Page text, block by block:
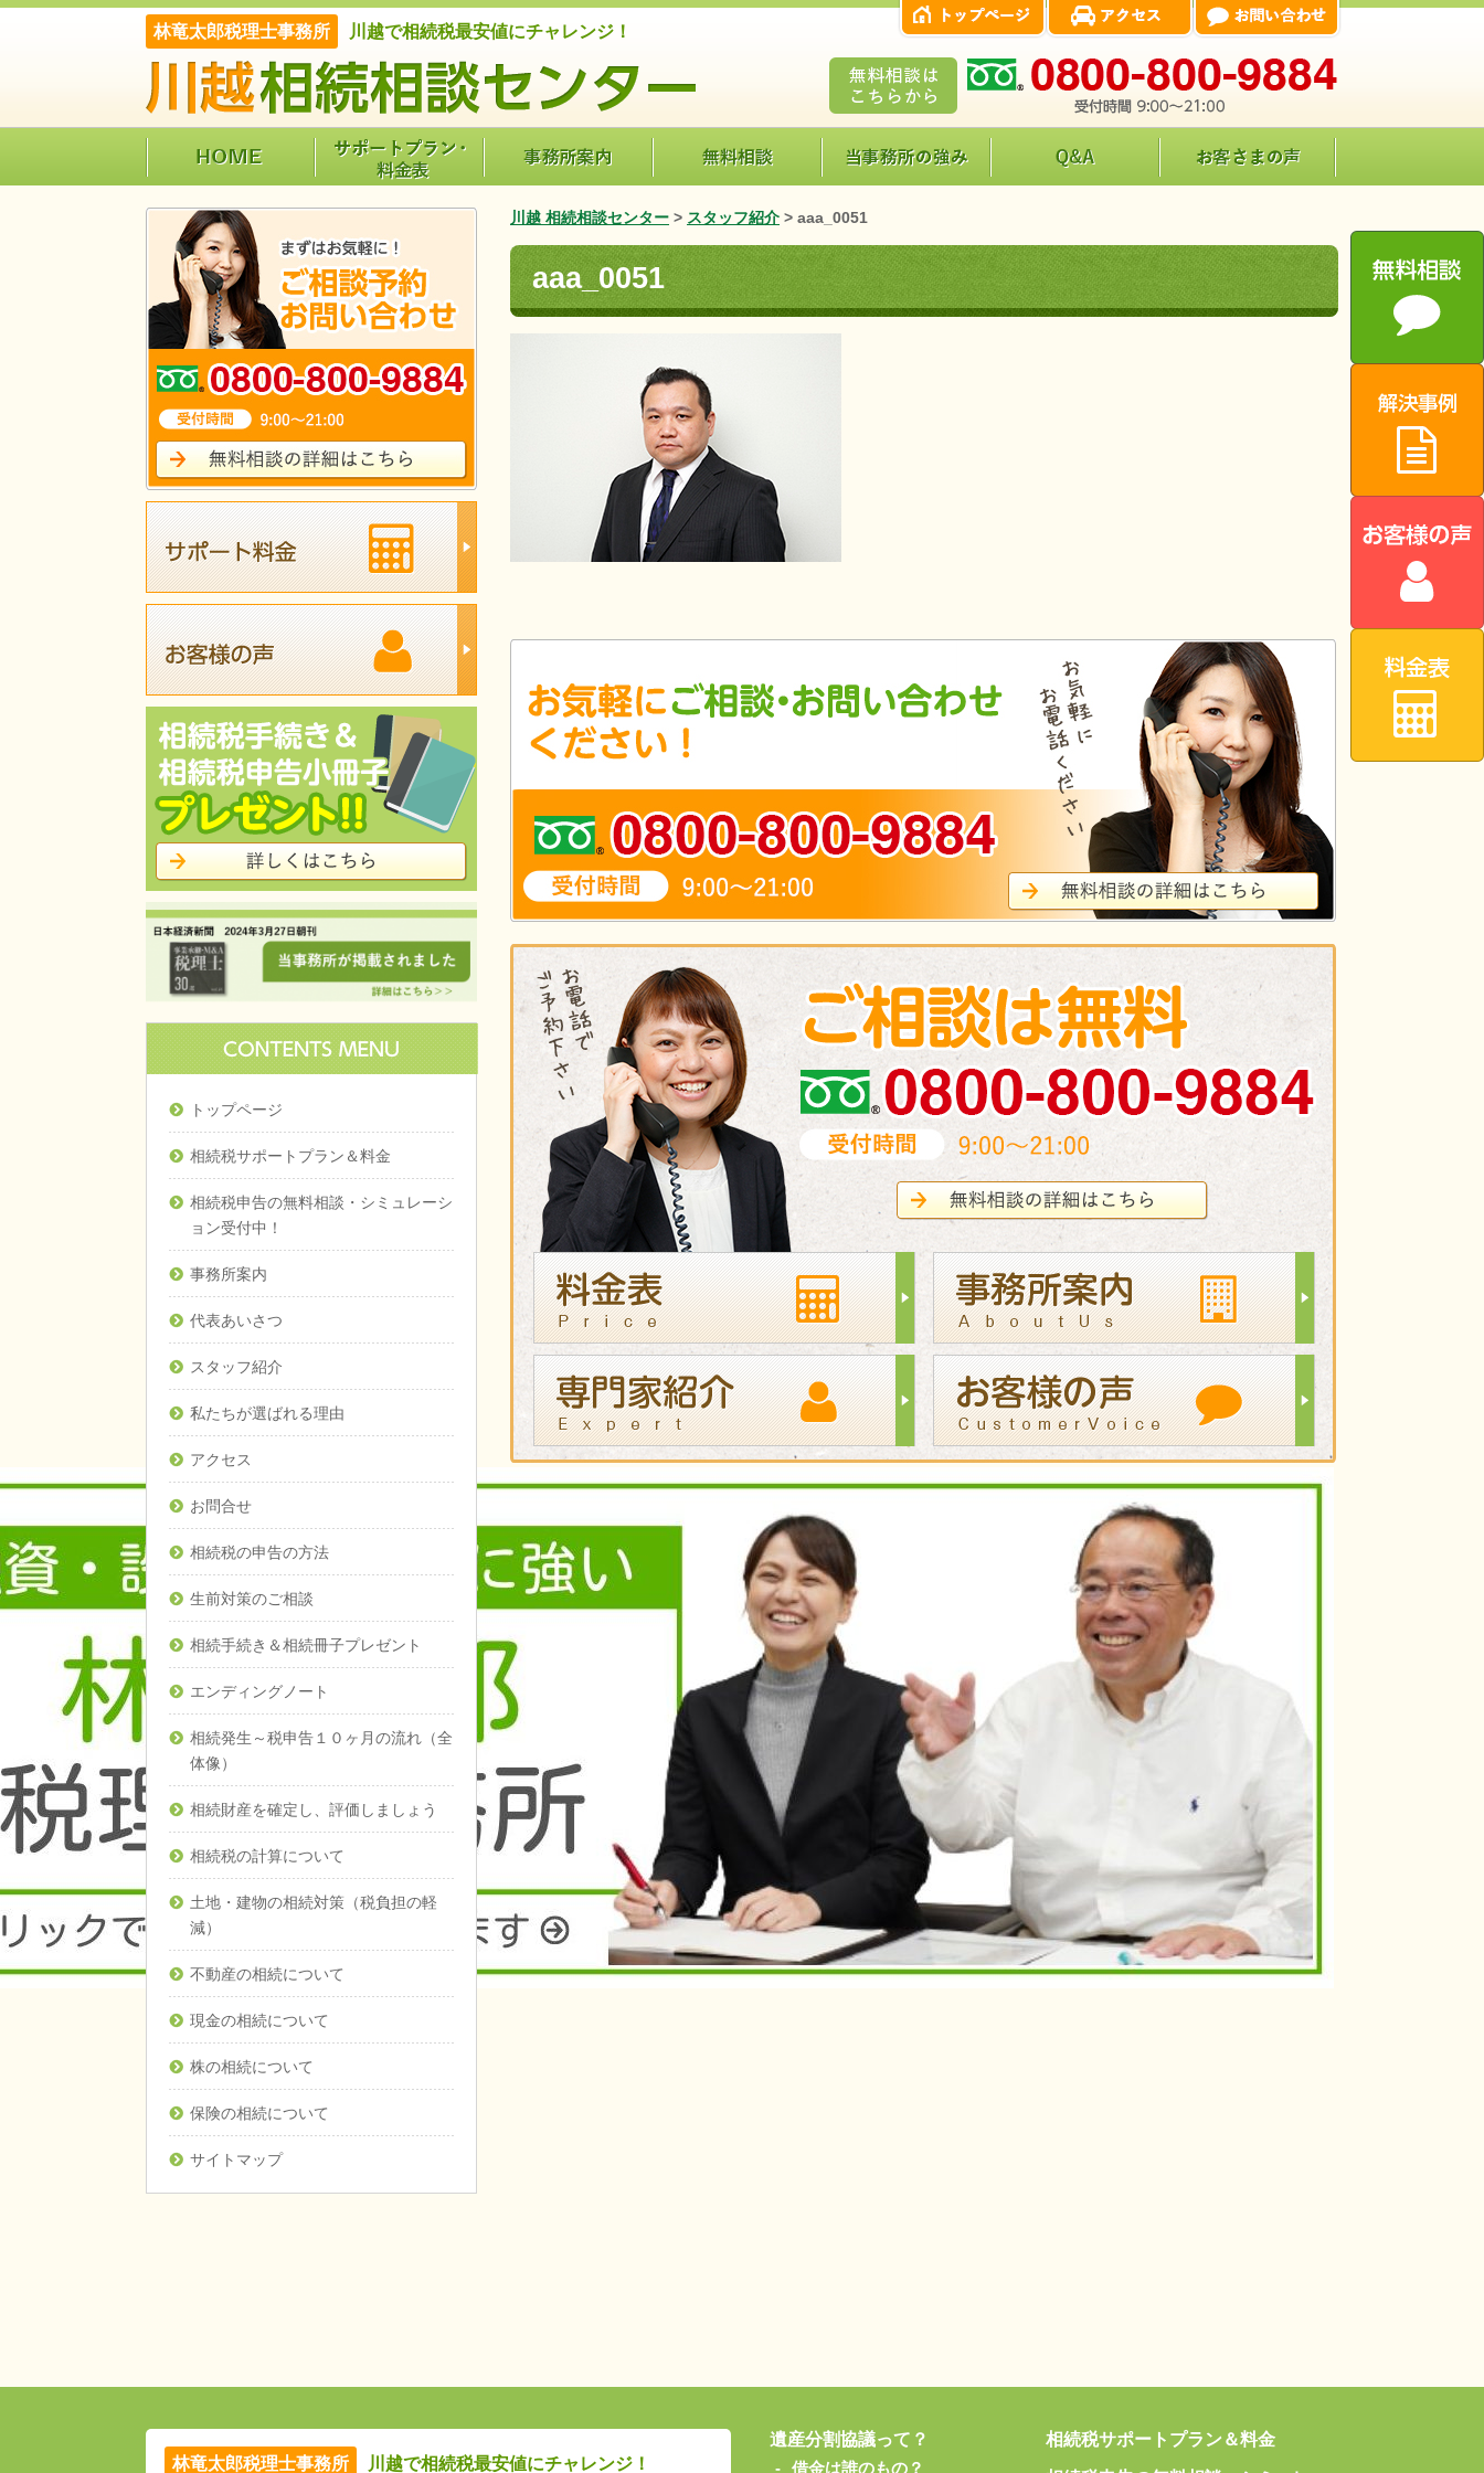
林竜太郎税理士事務所 川越で相続税最安値にチャレンジ！
川越 相続相談センター > スタッフ紹介 > aaa_0051
aaa_0051
トップページ
相続税サポートプラン＆料金
相続税申告の無料相談・シミュレーシ
ョン受付中！
事務所案内
代表あいさつ
スタッフ紹介
私たちが選ばれる理由
アクセス
お問合せ
相続税の申告の方法
生前対策のご相談
相続手続き＆相続冊子プレゼント
エンディングノート
相続発生～税申告１０ヶ月の流れ（全
体像）
相続財産を確定し、評価しましょう
相続税の計算について
土地・建物の相続対策（税負担の軽
減）
不動産の相続について
現金の相続について
株の相続について
保険の相続について
サイトマップ
林竜太郎税理士事務所 川越で相続税最安値にチャレンジ！
遺産分割協議って？
借金は誰のもの？
相続税サポートプラン＆料金